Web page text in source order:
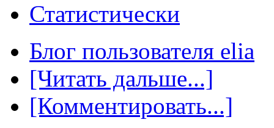
Статистически
Блог пользователя elia
[Читать дальше...]
[Комментировать...]